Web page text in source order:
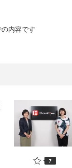
内容です
7